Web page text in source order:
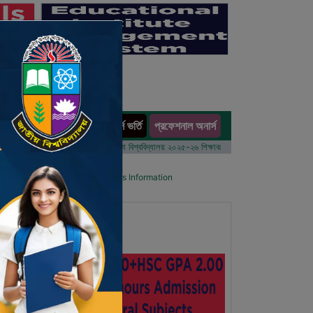
অনার্স ভর্তি প্রফেশনাল অনার্স
ভর্তি আবেদন বিজ্ঞপ্তি ঢাকা বিশ্ববিদ্যালয় ২০২৫-২৬ শিক্ষাবর্ষে আন্ডারগ্র্যাজুয়েট প্রোগ্রামে ভর্তি
Details Primary School's Information